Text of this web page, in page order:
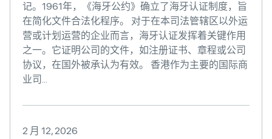
记。1961年，《海牙公约》确立了海牙认证制度，旨
在简化文件合法化程序。 对于在本司法管辖区以外运
营或计划运营的企业而言，海牙认证发挥着关键作用
之一。它证明公司的文件，如注册证书、章程或公司
协议，在国外被承认为有效。 香港作为主要的国际商
业司...
2 月 12, 2026